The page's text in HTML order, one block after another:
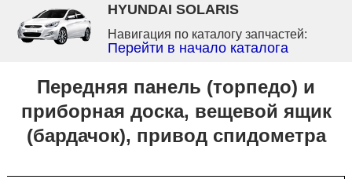
HYUNDAI SOLARIS
Навигация по каталогу запчастей:
Перейти в начало каталога
Передняя панель (торпедо) и
приборная доска, вещевой ящик
(бардачок), привод спидометра